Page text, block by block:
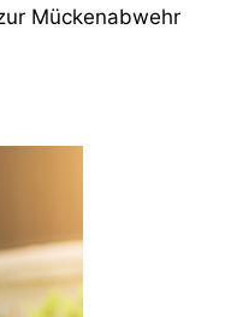
Mückenabwehr